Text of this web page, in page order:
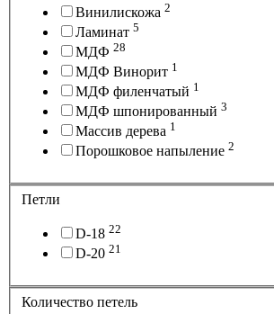
Винилискожа 2
Ламинат 5
МДФ 28
МДФ Винорит 1
МДФ филенчатый 1
МДФ шпонированный 3
Массив дерева 1
Порошковое напыление 2
Петли
D-18 22
D-20 21
Количество петель